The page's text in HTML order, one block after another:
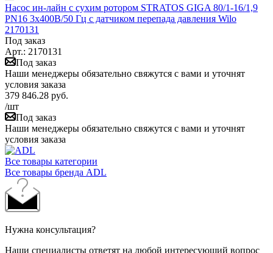
Насос ин-лайн с сухим ротором STRATOS GIGA 80/1-16/1,9
PN16 3х400В/50 Гц с датчиком перепада давления Wilo
2170131
Под заказ
Арт.: 2170131
Под заказ
Наши менеджеры обязательно свяжутся с вами и уточнят
условия заказа
379 846.28 руб.
/шт
Под заказ
Наши менеджеры обязательно свяжутся с вами и уточнят
условия заказа
Все товары категории
Все товары бренда ADL
Нужна консультация?
Наши специалисты ответят на любой интересующий вопрос